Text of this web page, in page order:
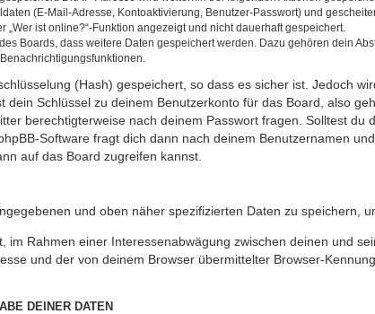
(E-Mail-Adresse, Kontoaktivierung, Benutzer-Passwort) und
ist online?“-Funktion angezeigt und nicht dauerhaft gespeichert.
Boards, dass weitere Daten gespeichert werden. Dazu gehören dein
(Hash) gespeichert, so dass es sicher ist. Jedoch
dein Schlüssel zu deinem Benutzerkonto für das Board, also
berechtigterweise nach deinem Passwort fragen. Solltest
Software fragt dich dann nach deinem Benutzernamen
auf das Board zugreifen kannst.
und oben näher spezifizierten Daten zu speichern,
im Rahmen einer Interessenabwägung zwischen deinen und
und der von deinem Browser übermittelter Browser-
DEINER DATEN